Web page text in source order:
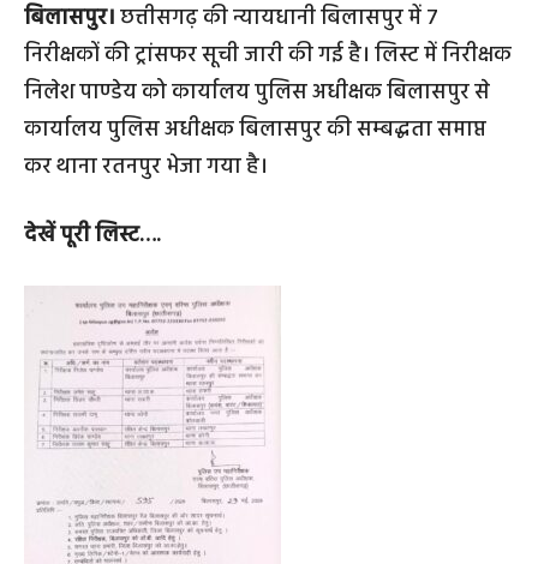
बिलासपुर।छत्तीसगढ़ की न्यायधानी बिलासपुर में 7
निरीक्षकों की ट्रांसफर सूची जारी की गई है। लिस्ट में निरीक्षक
निलेश पाण्डेय को कार्यालय पुलिस अधीक्षक बिलासपुर से
कार्यालय पुलिस अधीक्षक बिलासपुर की सम्बद्धता समाप्त
कर थाना रतनपुर भेजा गया है।
देखें पूरी लिस्ट….